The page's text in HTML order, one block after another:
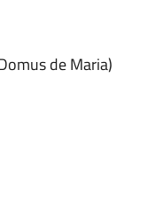
de Maria)